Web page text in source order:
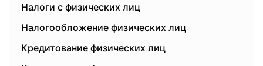
Налоги с физических лиц
Налогообложение физических лиц
Кредитование физических лиц